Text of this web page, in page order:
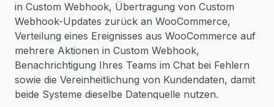
in Custom Webhook, Übertragung von Custom
Webhook-Updates zurück an WooCommerce,
Verteilung eines Ereignisses aus WooCommerce auf
mehrere Aktionen in Custom Webhook,
Benachrichtigung Ihres Teams im Chat bei Fehlern
sowie die Vereinheitlichung von Kundendaten, damit
beide Systeme dieselbe Datenquelle nutzen.